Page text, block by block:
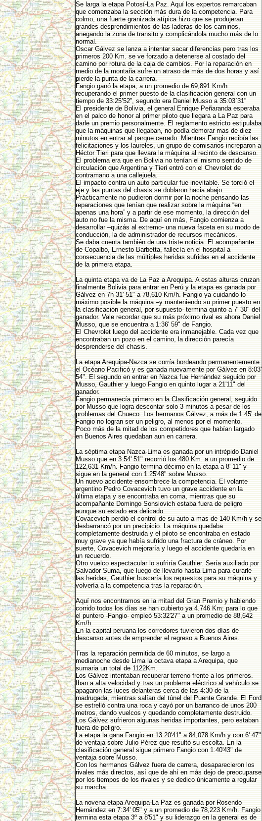
Se larga la etapa Potosí-La Paz. Aquí los expertos remarcaban
que comenzaba la sección más dura de la competencia. Para
colmo, una fuerte granizada atípica hizo que se produjeran
grandes desprendimientos de las laderas de los caminos,
anegando la zona de transito y complicándola mucho más de lo
normal.
Oscar Gálvez se lanza a intentar sacar diferencias pero tras los
primeros 200 Km. se ve forzado a detenerse al costado del
camino por rotura de la caja de cambios. Por la reparación en
medio de la montaña sufre un atraso de más de dos horas y así
pierde la punta de la carrera.
Fangio ganó la etapa, a un promedio de 69,891 Km/h
recuperando el primer puesto de la clasificación general con un
tiempo de 33:25’52”, segundo era Daniel Musso a 35:03´31”
El presidente de Bolivia, el general Enrique Peñaranda esperaba
en el palco de honor al primer piloto que llegara a La Paz para
darle un premio personalmente. El reglamento estricto estipulaba
que la máquinas que llegaban, no podía demorar mas de diez
minutos en entrar al parque cerrado. Mientras Fangio recibía las
felicitaciones y los laureles, un grupo de comisarios increparon a
Héctor Tieri para que llevara la máquina al recinto de descanso.
El problema era que en Bolivia no tenían el mismo sentido de
circulación que Argentina y Tieri entró con el Chevrolet de
contramano a una callejuela.
El impacto contra un auto particular fue inevitable. Se torció el
eje y las puntas del chasis se doblaron hacia abajo.
Prácticamente no pudieron dormir por la noche pensando las
reparaciones que tenían que realizar sobre la máquina “en
apenas una hora” y a partir de ese momento, la dirección del
auto no fue la misma. De aquí en más, Fangio comienza a
desarrollar –quizás al extremo- una nueva faceta en su modo de
conducción, la de administrador de recursos mecánicos.
Se daba cuenta también de una triste noticia. El acompañante
de Copalbo, Ernesto Barbetta, fallecía en el hospital a
consecuencia de las múltiples heridas sufridas en el accidente
de la primera etapa.
La quinta etapa va de La Paz a Arequipa. A estas alturas cruzan
finalmente Bolivia para entrar en Perú y la etapa es ganada por
Gálvez en 7h 31' 51" a 78,610 Km/h. Fangio ya cuidando lo
máximo posible la máquina –y manteniendo su primer puesto en
la clasificación general, por supuesto- termina quinto a 7' 30" del
ganador. Vale recordar que su más próximo rival es ahora Daniel
Musso, que se encuentra a 1:36' 59" de Fangio.
El Chevrolet luego del accidente era inmanejable. Cada vez que
encontraban un pozo en el camino, la dirección parecía
desprenderse del chasis.
La etapa Arequipa-Nazca se corría bordeando permanentemente
el Océano Pacificó y es ganada nuevamente por Gálvez en 8:03'
54". El segundo en entrar en Nazca fue Hernández seguido por
Musso, Gauthier y luego Fangio en quinto lugar a 21'11" del
ganador.
Fangio permanecía primero en la Clasificación general, seguido
por Musso que logra descontar solo 3 minutos a pesar de los
problemas del Chueco. Los hermanos Gálvez, a más de 1:45’ de
Fangio no logran ser un peligro, al menos por el momento.
Poco más de la mitad de los competidores que habían largado
en Buenos Aires quedaban aun en carrera.
La séptima etapa Nazca-Lima es ganada por un intrépido Daniel
Musso que en 3:54' 51" recorrió los 480 Km. a un promedio de
122,631 Km/h. Fangio termina décimo en la etapa a 8' 11" y
sigue en la general con 1:25'48" sobre Musso.
Un nuevo accidente ensombrece la competencia. El volante
argentino Pedro Covacevich tuvo un grave accidente en la
última etapa y se encontraba en coma, mientras que su
acompañante Domingo Sonsiovich estaba fuera de peligro
aunque su estado era delicado.
Covacevich perdió el control de su auto a mas de 140 Km/h y se
desbarrancó por un precipicio. La máquina quedaba
completamente destruida y el piloto se encontraba en estado
muy grave ya que había sufrido una fractura de cráneo. Por
suerte, Covacevich mejoraría y luego el accidente quedaría en
un recuerdo.
Otro vuelco espectacular lo sufriría Gauthier. Sería auxiliado por
Salvador Suma, que luego de llevarlo hasta Lima para curarle
las heridas, Gauthier buscaría los repuestos para su máquina y
volvería a la competencia tras la reparación.
Aquí nos encontramos en la mitad del Gran Premio y habiendo
corrido todos los días se han cubierto ya 4.746 Km; para lo que
el puntero -Fangio- empleó 53:32'27" a un promedio de 88,642
Km/h.
En la capital peruana los corredores tuvieron dos días de
descanso antes de emprender el regreso a Buenos Aires.
Tras la reparación permitida de 60 minutos, se largo a
medianoche desde Lima la octava etapa a Arequipa, que
sumaria un total de 1122Km.
Los Gálvez intentaban recuperar terreno frente a los primeros.
Iban a alta velocidad y tras un problema eléctrico al vehículo se
apagaron las luces delanteras cerca de las 4:30 de la
madrugada, mientras salían del túnel del Puente Grande. El Ford
se estrelló contra una roca y cayó por un barranco de unos 200
metros, dando vuelcos y quedando completamente destruido.
Los Gálvez sufrieron algunas heridas importantes, pero estaban
fuera de peligro.
La etapa la gana Fangio en 13:20'41" a 84,078 Km/h y con 6' 47"
de ventaja sobre Julio Pérez que resultó su escolta. En la
clasificación general sigue primero Fangio con 1:40'43" de
ventaja sobre Musso.
Con los hermanos Gálvez fuera de carrera, desaparecieron los
rivales más directos, así que de ahí en más dejo de preocuparse
por los tiempos de los rivales y se dedico únicamente a regular
su marcha.
La novena etapa Arequipa-La Paz es ganada por Rosendo
Hernández en 7:34' 05" y a un promedio de 78,223 Km/h. Fangio
termina esta etapa 3º a 8'51" y su liderazgo en la general es de